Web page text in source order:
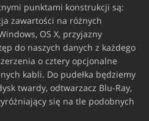
punktami konstrukcji są:
zawartości na różnych
OS X, przyjazny
do naszych danych z każdego
o cztery opcjonalne
kabli. Do pudełka będziemy
twardy, odtwarzacz Blu-Ray,
się na tle podobnych